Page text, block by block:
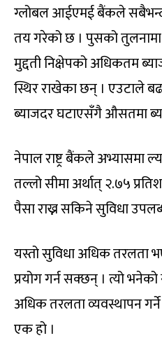
ग्लोबल आईएमई बैंकले
तय गरेको छ । पुसको
मुद्दती निक्षेपको अधिकतम
स्थिर राखेका छन् । एउटाले
ब्याजदर घटाएसँगै औसतमा
नेपाल राष्ट्र बैंकले अभ्यासमा
तल्लो सीमा अर्थात् २.७५
पैसा राख्न सकिने सुविधा
यस्तो सुविधा अधिक तरलता
प्रयोग गर्न सक्छन् । त्यो भनेको
अधिक तरलता व्यवस्थापन
एक हो ।